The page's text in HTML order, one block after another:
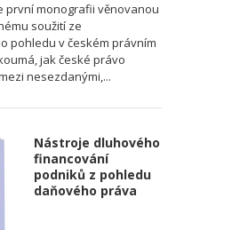
první monografii věnovanou
soužití ze
pohledu v českém právním
jak české právo
nesezdanými,...
Nástroje dluhového
financování
podniků z pohledu
daňového práva